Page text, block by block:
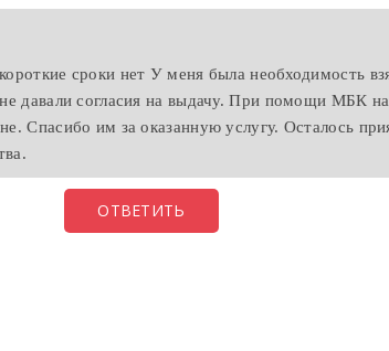
сроки нет У меня была необходимость
давали согласия на выдачу. При помощи МБК
Спасибо им за оказанную услугу. Осталось
ОТВЕТИТЬ